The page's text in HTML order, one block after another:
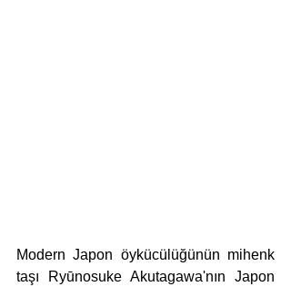
Modern Japon öykücülüğünün mihenk
taşı Ryūnosuke Akutagawa'nın Japon